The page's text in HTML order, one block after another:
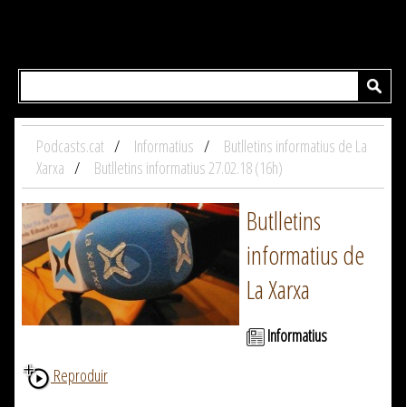
Podcasts.cat Informatius
Butlletins informatius de La
Xarxa
Butlletins informatius 27.02.18 (16h)
Butlletins
informatius de
La Xarxa
Informatius
Reproduir